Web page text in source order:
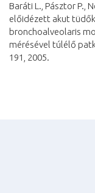
Baráti L., Pásztor P.,
előidézett akut
bronchoalveolaris
mérésével túlélő
191, 2005.